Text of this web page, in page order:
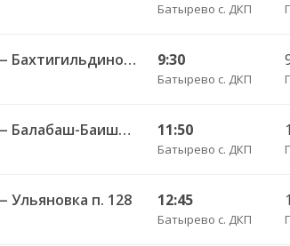
Батырево с. ДКП
Батырево с. ДКП — Бахтигильдино д. 143 9:30
Батырево с. ДКП
Батырево с. ДКП — Балабаш-Баишево с. 127 11:50
Батырево с. ДКП
п. 128 12:45
Батырево с. ДКП